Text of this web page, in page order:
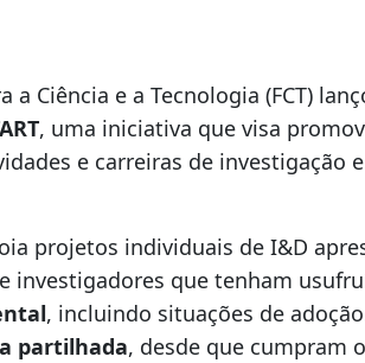
a Ciência e a Tecnologia (FCT)
, uma iniciativa que visa
e carreiras de investigação
projetos individuais de I&D
investigadores que tenham
, incluindo situações de
partilhada, desde que cumpram